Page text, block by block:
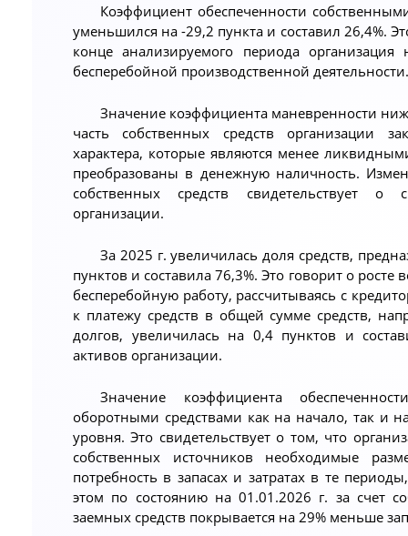
Коэффициент обеспеченности
уменьшился на -29,2 пункта и составил 26,4%.
конце анализируемого периода
бесперебойной производственной деятельности.
Значение коэффициента маневренности
часть собственных средств организации
характера, которые являются менее
преобразованы в денежную наличность.
собственных средств свидетельствует о
организации.
За 2025 г. увеличилась доля средств,
пунктов и составила 76,3%. Это говорит о
бесперебойную работу, рассчитываясь с
к платежу средств в общей сумме средств,
долгов, увеличилась на 0,4 пунктов и
активов организации.
Значение коэффициента
оборотными средствами как на начало, так и
уровня. Это свидетельствует о том, что
собственных источников необходимые
потребность в запасах и затратах в те
этом по состоянию на 01.01.2026 г. за счет
заемных средств покрывается на 29% меньше